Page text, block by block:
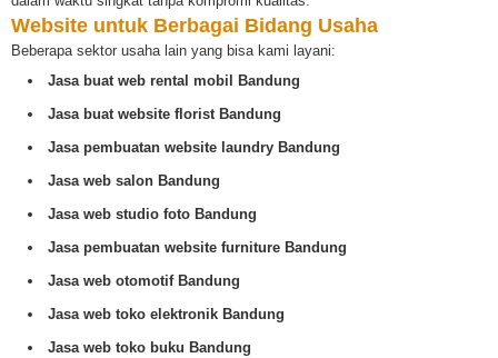
Website untuk Berbagai Bidang Usaha
Beberapa sektor usaha lain yang bisa kami layani:
Jasa buat web rental mobil Bandung
Jasa buat website florist Bandung
Jasa pembuatan website laundry Bandung
Jasa web salon Bandung
Jasa web studio foto Bandung
Jasa pembuatan website furniture Bandung
Jasa web otomotif Bandung
Jasa web toko elektronik Bandung
Jasa web toko buku Bandung